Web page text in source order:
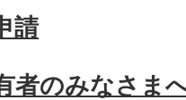
請
者のみなさま